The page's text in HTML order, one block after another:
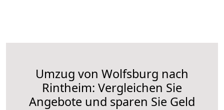
Umzug von Wolfsburg nach
Rintheim: Vergleichen Sie
Angebote und sparen Sie Geld